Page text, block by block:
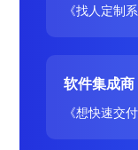
《找人定制系
软件集成商
《想快速交